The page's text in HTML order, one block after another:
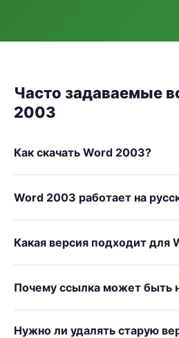
Часто задаваемые
2003
Как скачать Word 2003?
Word 2003 работает на
Какая версия подходит для
Почему ссылка может быть
Нужно ли удалять старую